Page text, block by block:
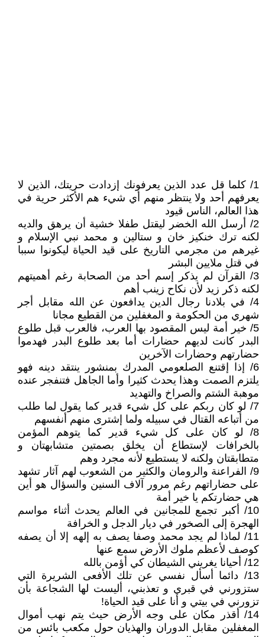
1/ كلما قل عدد الذين يعرفونك إزدادت حريتك، الذين لا
يعرفهم أحد ولا ينتظر منهم أي شيء هم الأكثر حرية في
هذا العالم، الناس قيود
2/ أرسل الله الخضر ليقتل طفلا خشية أن يرهق والديه
لكنه ترك خنكيز خان و ستالين و محمد نبي الإسلام و
غيرهم من مجرمي التاريخ على قيد الحياة ليكونوا سببا
في قتل ملايين البشر
3/ القرآن لم يذكر إسم أحد من الصحابة رغم أهميتهم
لكنه ذكر زيد لأن نكاح زينب أهم
4/ في بلادنا رجال الدين يدافعون عن الله مقابل أجر
شهري من الحكومة و المغفلين من القطيع مجانا
5/ خير أمة ليس المقصود بها العرب، فالعرب قبل طلوع
البدر كانت لديهم حضارات أما بعد طلوع البدر فهدموا
حضارتهم وحضارات الآخرين
6/ إذا إقتنع الصلعومي المدرك بمنشور ينتقد دينه فهو
يلتزم الصمت وهذا يحدث كثيرا وأما الجاهل فتنفجر عنده
موهبة الشتم والصراخ والتهديد
7/ لو كان ربكم على كل شيء قدير كما يقول لما طلب
من أتباعه القتال في سبيله ولما إشترى منهم أنفسهم
8/ لو كان على كل شيء قدير كما يتوهم المؤمن
بالخرافات لإستطاع أن يخلق بصمتين متشابهتان و
متطابقتان ولكنه لا يستطيع لأنه مجرد وهم
9/ الفراعنة والرومان والكثير من الشعوب لهم آثار تشهد
على حضاراتهم رغم مرور آلاف السنين والسؤال هو أين
هي حضارتكم يا خير أمة
10/ أكبر تجمع للمجانين في العالم يحدث أثناء مواسم
الهجرة إلى الصخور في ديار الدجل و الخرافة
11/ لماذا لم يجد محمد وصفا يصف به إلهه إلا أن يصفه
كوصف لأعظم ملوك الأرض سمع عنها
12/ أحيانا يغريني الشيطان كي أؤمن بالله
13/ دائما أسأل نفسي عن تلك الأفعى الشريرة التي
ستزورني في قبري و تعذبني، أليست لها الشجاعة بأن
تزورني في بيتي و أنا على قيد الحياة!
14/ أقذر مكان على وجه الأرض حيث يتم نهب أموال
المغفلين مقابل الدوران والهذيان حول مكعب بائس من